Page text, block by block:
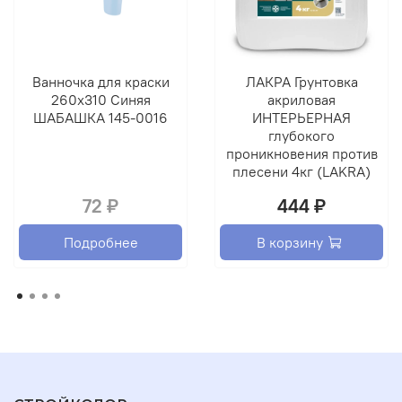
Инструмент и пятна отмыть водой сразу после
Расход:1л на 5-8м2 в зависимости от цвета, состояния и
структуры поверхности.
при температуре
+20±20˚С и относительной влажности воздуха 70% - 1
час. Следующие слои рекомендовано наносить не
Полный набор прочности – 14 дней.
Время высыхания заколерованного
выдержать при комнатной температуре, затем
Ванночка для краски
260х310 Синяя
ШАБАШКА 145-0016
72 ₽
Подробнее
ЛАКРА Грунтовка
акриловая
ИНТЕРЬЕРНАЯ
глубокого
проникновения против
плесени 4кг (LAKRA)
444 ₽
В корзину